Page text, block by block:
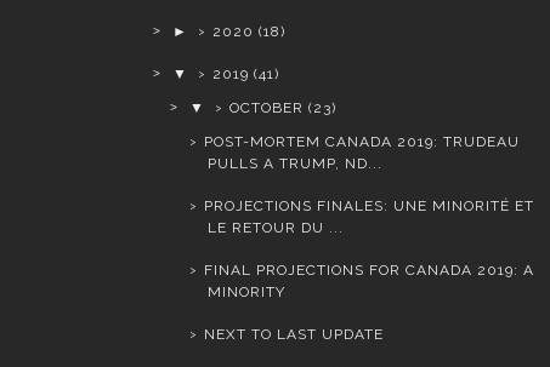
► 2020 (18)
▼ 2019 (41)
▼
OCTOBER (23)
POST-MORTEM CANADA 2019: TRUDEAU
PULLS A TRUMP, ND...
PROJECTIONS FINALES: UNE MINORITÉ ET
LE RETOUR DU ...
FINAL PROJECTIONS FOR CANADA 2019: A
MINORITY
NEXT TO LAST UPDATE